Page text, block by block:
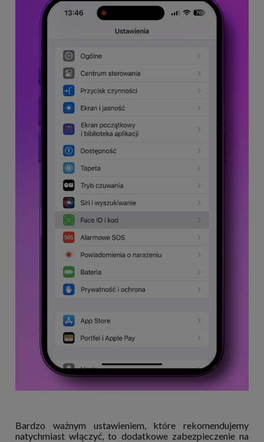
Bardzo ważnym ustawieniem, które rekomendujemy
natychmiast włączyć, to dodatkowe zabezpieczenie na